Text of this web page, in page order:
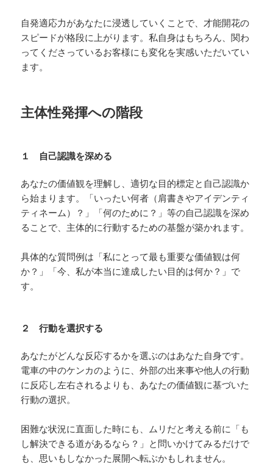
自発適応力があなたに浸透していくことで、才能開花の
スピードが格段に上がります。私自身はもちろん、関わ
ってくださっているお客様にも変化を実感いただいてい
ます。
主体性発揮への階段
１ 自己認識を深める
あなたの価値観を理解し、適切な目的標定と自己認識か
ら始まります。「いったい何者（肩書きやアイデンティ
ティネーム）？」「何のために？」等の自己認識を深め
ることで、主体的に行動するための基盤が築かれます。
具体的な質問例は「私にとって最も重要な価値観は何
か？」「今、私が本当に達成したい目的は何か？」で
す。
２ 行動を選択する
あなたがどんな反応するかを選ぶのはあなた自身です。
電車の中のケンカのように、外部の出来事や他人の行動
に反応し左右されるよりも、あなたの価値観に基づいた
行動の選択。
困難な状況に直面した時にも、ムリだと考える前に「も
し解決できる道があるなら？」と問いかけてみるだけで
も、思いもしなかった展開へ転ぶかもしれません。